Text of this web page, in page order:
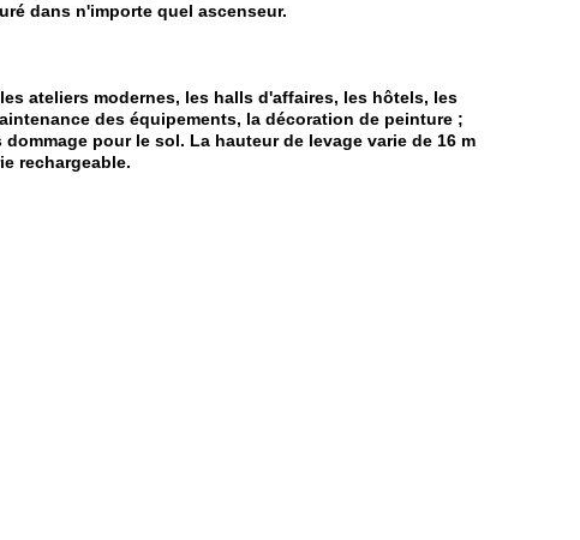
dans n'importe quel ascenseur.
ateliers modernes, les halls d'affaires, les hôtels, les
des équipements, la décoration de peinture ;
pour le sol. La hauteur de levage varie de 16 m
rechargeable.